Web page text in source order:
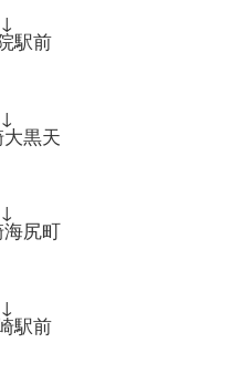
↓
駅前
↓
黒天
↓
尻町
↓
駅前